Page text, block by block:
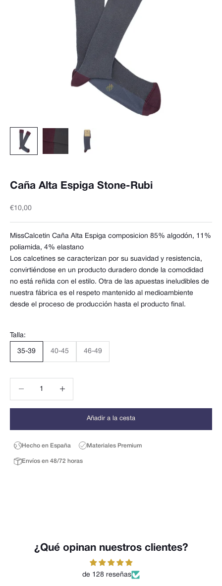
Caña Alta Espiga Stone-Rubi
Precio de oferta
€10,00
MissCalcetin Caña Alta Espiga composicion 85% algodón, 11%
poliamida, 4% elastano
Los calcetines se caracterizan por su suavidad y resistencia,
convirtiéndose en un producto duradero donde la comodidad
no está reñida con el estilo. Otra de las apuestas ineludibles de
nuestra fábrica es el respeto mantenido al medioambiente
desde el proceso de producción hasta el producto final.
Talla:
35-39 40-45 46-49
Añadir a la cesta
Hecho en España Materiales Premium
Envíos en 48/72 horas
¿Qué opinan nuestros clientes?
de 128 reseñas